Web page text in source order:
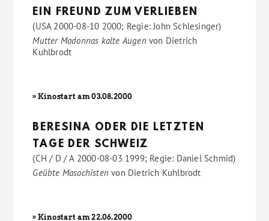
EIN FREUND ZUM VERLIEBEN
(USA 2000-08-10 2000; Regie: John Schlesinger)
Mutter Madonnas kalte Augenvon Dietrich
Kuhlbrodt
» Kinostart am 03.08.2000
BERESINA ODER DIE LETZTEN
TAGE DER SCHWEIZ
(CH / D / A 2000-08-03 1999; Regie: Daniel Schmid)
Geübte Masochisten von Dietrich Kuhlbrodt
» Kinostart am 22.06.2000